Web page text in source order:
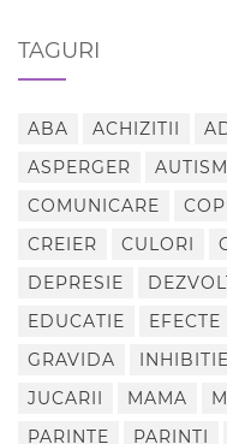
TAGURI
ABA ACHIZITII
ASPERGER
AUTISM
COMUNICARE
CREIER
CULORI
DEPRESIE
EDUCATIE
EFECTE
GRAVIDA
INHIBITIE
JUCARII
MAMA
PARINTE
PARINTI